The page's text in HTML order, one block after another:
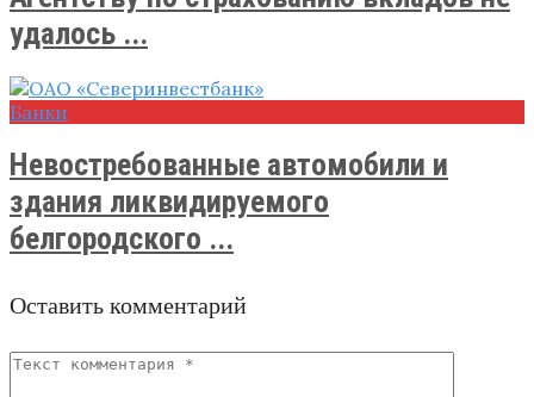
удалось ...
Банки
Невостребованные автомобили и
здания ликвидируемого
белгородского ...
Оставить комментарий